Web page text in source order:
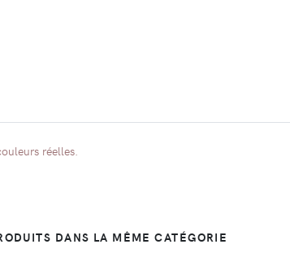
réelles.
DANS LA MÊME CATÉGORIE